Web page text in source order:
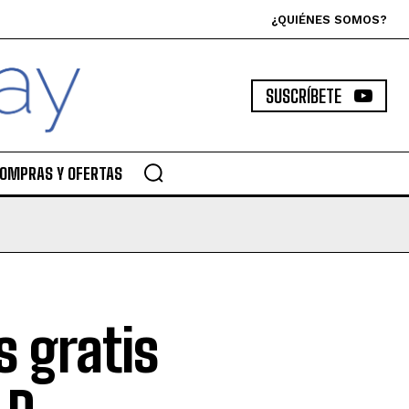
¿QUIÉNES SOMOS?
SUSCRÍBETE
Y OFERTAS
gratis